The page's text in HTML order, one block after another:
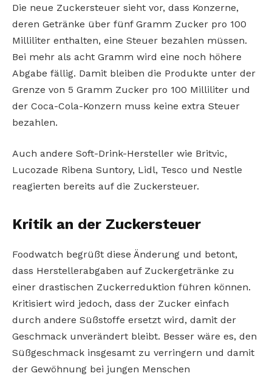
Die neue Zuckersteuer sieht vor, dass Konzerne,
deren Getränke über fünf Gramm Zucker pro 100
Milliliter enthalten, eine Steuer bezahlen müssen.
Bei mehr als acht Gramm wird eine noch höhere
Abgabe fällig. Damit bleiben die Produkte unter der
Grenze von 5 Gramm Zucker pro 100 Milliliter und
der Coca-Cola-Konzern muss keine extra Steuer
bezahlen.
Auch andere Soft-Drink-Hersteller wie Britvic,
Lucozade Ribena Suntory, Lidl, Tesco und Nestle
reagierten bereits auf die Zuckersteuer.
Kritik an der Zuckersteuer
Foodwatch begrüßt diese Änderung und betont,
dass Herstellerabgaben auf Zuckergetränke zu
einer drastischen Zuckerreduktion führen können.
Kritisiert wird jedoch, dass der Zucker einfach
durch andere Süßstoffe ersetzt wird, damit der
Geschmack unverändert bleibt. Besser wäre es, den
Süßgeschmack insgesamt zu verringern und damit
der Gewöhnung bei jungen Menschen